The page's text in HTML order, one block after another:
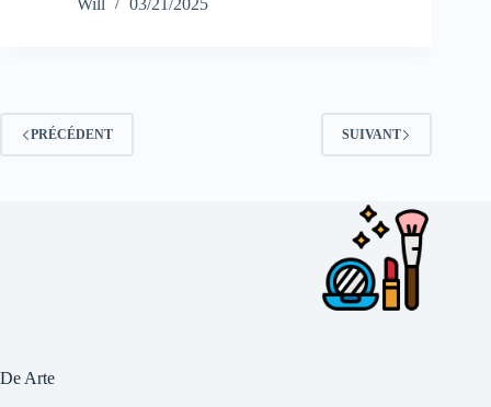
Will
03/21/2025
PRÉCÉDENT SUIVANT
De Arte